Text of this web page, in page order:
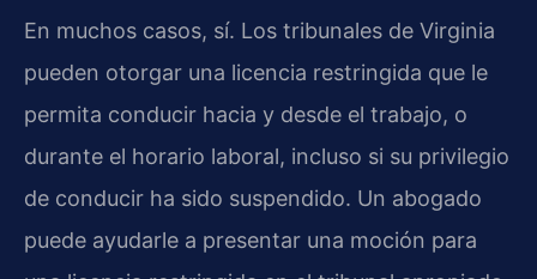
En muchos casos, sí. Los tribunales de Virginia
pueden otorgar una licencia restringida que le
permita conducir hacia y desde el trabajo, o
durante el horario laboral, incluso si su privilegio
de conducir ha sido suspendido. Un abogado
puede ayudarle a presentar una moción para